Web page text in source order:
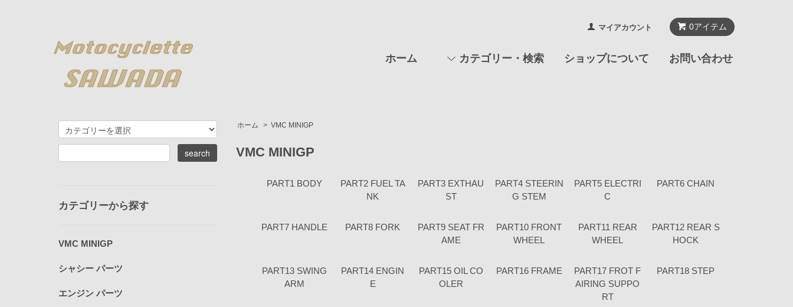
0アイテム
マイアカウント
ホーム カテゴリー・検索 ショップについて お問い合わせ
ホーム > VMC MINIGP
VMC MINIGP
PART1 BODY
PART2 FUEL TA
NK
PART3 EXTHAU
ST
PART4 STEERIN
G STEM
PART5 ELECTRI
C
PART6 CHAIN
PART7 HANDLE PART8 FORK
PART9 SEAT FR
AME
PART10 FRONT
WHEEL
PART11 REAR
WHEEL
PART12 REAR S
HOCK
PART13 SWING
ARM
PART14 ENGIN
E
PART15 OIL CO
OLER
PART16 FRAME
PART17 FROT F
AIRING SUPPO
RT
PART18 STEP
カテゴリーから探す
VMC MINIGP
シャシー パーツ
エンジン パーツ